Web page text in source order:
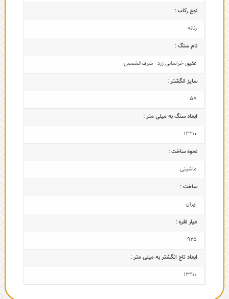
نوع رکاب :
زنانه
نام سنگ :
عقیق خراسانی زرد - شرف‌الشمس
سایز انگشتر :
58
ابعاد سنگ به میلی متر :
10*13
نحوه ساخت :
ماشینی
ساخت :
ایران
عیار نقره :
925
ابعاد تاج‌ انگشتر به میلی متر :
10*13